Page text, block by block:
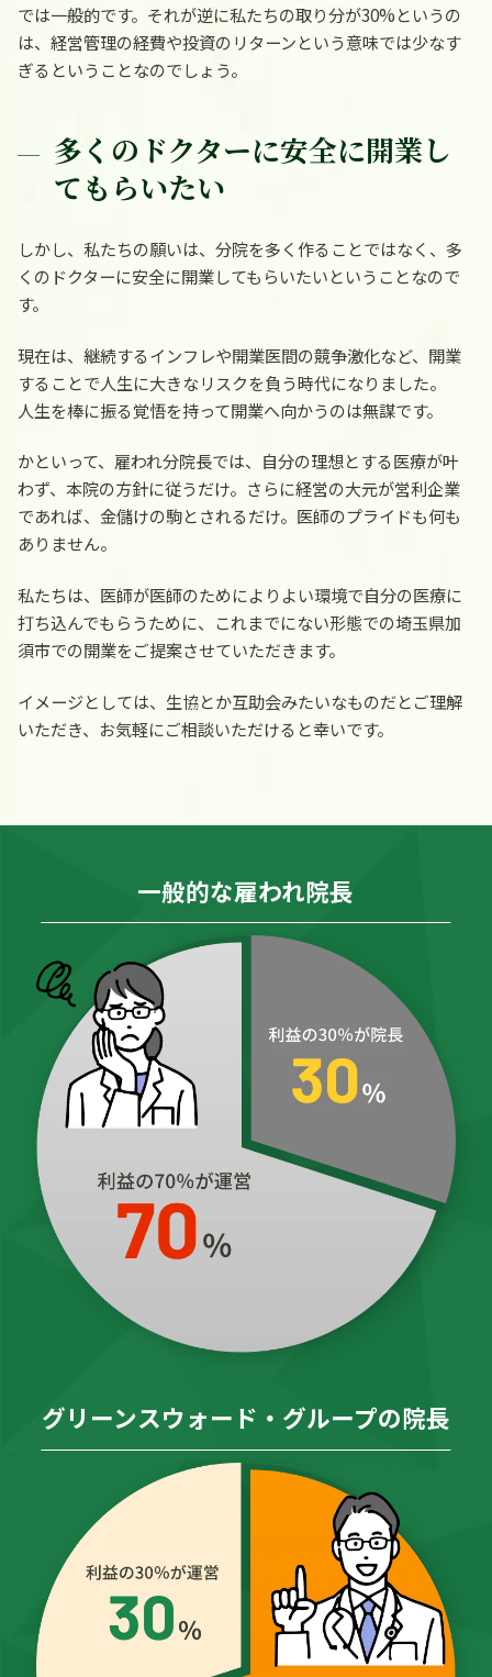
では一般的です。それが逆に私たちの取り分が30%というの
は、経営管理の経費や投資のリターンという意味では少なす
ぎるということなのでしょう。
多くのドクターに安全に開業し
てもらいたい
しかし、私たちの願いは、分院を多く作ることではなく、多
くのドクターに安全に開業してもらいたいということなので
す。
現在は、継続するインフレや開業医間の競争激化など、開業
することで人生に大きなリスクを負う時代になりました。
人生を棒に振る覚悟を持って開業へ向かうのは無謀です。
かといって、雇われ分院長では、自分の理想とする医療が叶
わず、本院の方針に従うだけ。さらに経営の大元が営利企業
であれば、金儲けの駒とされるだけ。医師のプライドも何も
ありません。
私たちは、医師が医師のためによりよい環境で自分の医療に
打ち込んでもらうために、これまでにない形態での埼玉県加
須市での開業をご提案させていただきます。
イメージとしては、生協とか互助会みたいなものだとご理解
いただき、お気軽にご相談いただけると幸いです。
一般的な雇われ院長
グリーンスウォード・グループの院長